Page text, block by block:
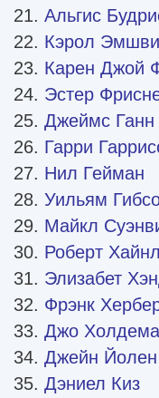
Альгис
Кэрол
Карен Джой
Эстер
Джеймс Ганн
Гарри
Нил Гейман
Уильям
Майкл
Роберт
Элизабет
Фрэнк
Джо
Джейн Йолен
Дэниел Киз